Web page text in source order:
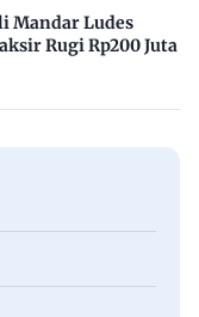
Mandar Ludes
Rugi Rp200 Juta